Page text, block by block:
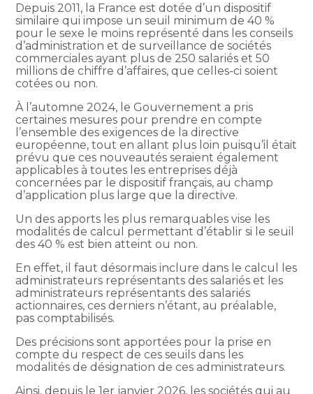
Depuis 2011, la France est dotée d’un dispositif
similaire qui impose un seuil minimum de 40 %
pour le sexe le moins représenté dans les conseils
d’administration et de surveillance de sociétés
commerciales ayant plus de 250 salariés et 50
millions de chiffre d’affaires, que celles-ci soient
cotées ou non.
À l’automne 2024, le Gouvernement a pris
certaines mesures pour prendre en compte
l’ensemble des exigences de la directive
européenne, tout en allant plus loin puisqu’il était
prévu que ces nouveautés seraient également
applicables à toutes les entreprises déjà
concernées par le dispositif français, au champ
d’application plus large que la directive.
Un des apports les plus remarquables vise les
modalités de calcul permettant d’établir si le seuil
des 40 % est bien atteint ou non.
En effet, il faut désormais inclure dans le calcul les
administrateurs représentants des salariés et les
administrateurs représentants des salariés
actionnaires, ces derniers n’étant, au préalable,
pas comptabilisés.
Des précisions sont apportées pour la prise en
compte du respect de ces seuils dans les
modalités de désignation de ces administrateurs.
Ainsi, depuis le 1er janvier 2026, les sociétés qui au